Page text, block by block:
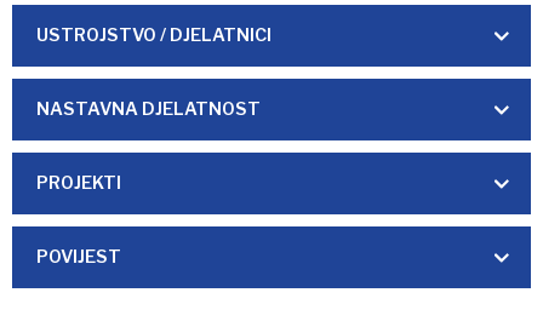
USTROJSTVO / DJELATNICI
NASTAVNA DJELATNOST
PROJEKTI
POVIJEST